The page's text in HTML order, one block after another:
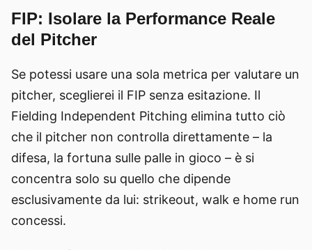
FIP: Isolare la Performance Reale
del Pitcher
Se potessi usare una sola metrica per valutare un
pitcher, sceglierei il FIP senza esitazione. Il
Fielding Independent Pitching elimina tutto ciò
che il pitcher non controlla direttamente – la
difesa, la fortuna sulle palle in gioco – è si
concentra solo su quello che dipende
esclusivamente da lui: strikeout, walk e home run
concessi.